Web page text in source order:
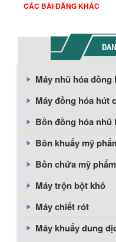
CÁC BÀI ĐĂNG KHÁC
Máy nhũ hóa đồng
Máy đồng hóa hút
Bồn đồng hóa nhũ
Bồn khuấy mỹ
Bồn chứa mỹ
Máy trộn bột khô
Máy chiết rót
Máy khuấy dung